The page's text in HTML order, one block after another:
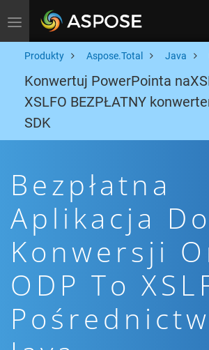
Toggle navigation
Produkty Aspose.Total Java
Konwertuj PowerPointa
XSLFO BEZPŁATNY
SDK
Bezpłatna
Aplikacja Do
Konwersji
ODP To